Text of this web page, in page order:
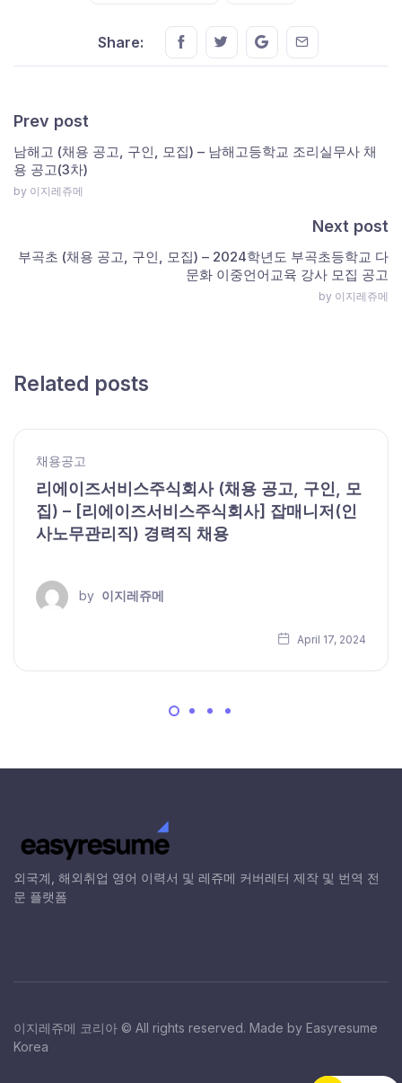
Share: Share this on FaceBook
Share this on Twitter
Share this on GMail
Share this on
Prev post
남해고 (채용 공고, 구인, 모집) – 남해고등학교 조리실무사 채
용 공고(3차)
by 이지레쥬메
Next post
부곡초 (채용 공고, 구인, 모집) – 2024학년도 부곡초등학교 다
문화 이중언어교육 강사 모집 공고
by 이지레쥬메
Related posts
채용공고
리에이즈서비스주식회사 (채용 공고, 구인, 모
집) – [리에이즈서비스주식회사] 잡매니저(인
사노무관리직) 경력직 채용
by 이지레쥬메
April 17, 2024
외국계, 해외취업 영어 이력서 및 레쥬메 커버레터 제작 및 번역 전
문 플랫폼
이지레쥬메 코리아 © All rights reserved. Made by Easyresume
Korea